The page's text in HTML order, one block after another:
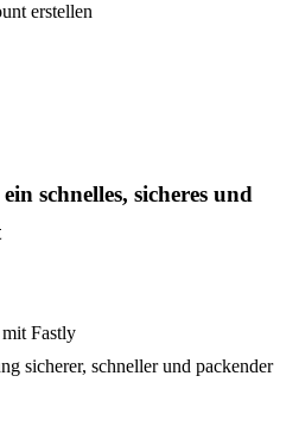
erstellen
schnelles, sicheres und
Fastly
sicherer, schneller und packender